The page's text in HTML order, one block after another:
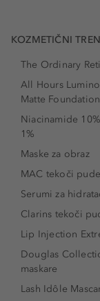
KOZMETIČNI
The Ordinary
All Hours
Matte Foundation
Niacinamide
1%
Maske za obraz
MAC tekoči
Serumi za
Clarins tekoči
Lip Injection
Douglas
maskare
Lash Idôle